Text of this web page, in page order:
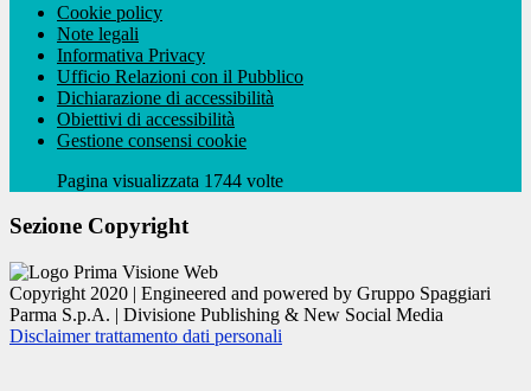
Cookie policy
Note legali
Informativa Privacy
Ufficio Relazioni con il Pubblico
Dichiarazione di accessibilità
Obiettivi di accessibilità
Gestione consensi cookie
Pagina visualizzata 1744 volte
Sezione Copyright
Copyright 2020 | Engineered and powered by Gruppo Spaggiari
Parma S.p.A. | Divisione Publishing & New Social Media
Disclaimer trattamento dati personali